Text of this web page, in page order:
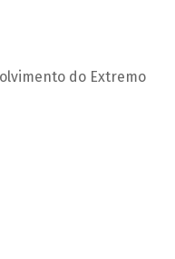
do Extremo